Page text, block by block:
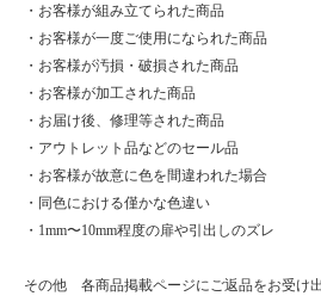
・お客様が組み立てられた商品
・お客様が一度ご使用になられた商品
・お客様が汚損・破損された商品
・お客様が加工された商品
・お届け後、修理等された商品
・アウトレット品などのセール品
・お客様が故意に色を間違われた場合
・同色における僅かな色違い
・1mm〜10mm程度の扉や引出しのズレ
その他 各商品掲載ページにご返品をお受け